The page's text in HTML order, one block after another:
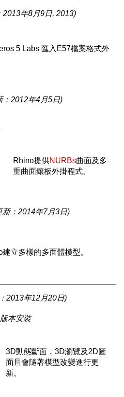
2013年8月9日, 2013)
5 Labs 匯入E57檔案格式外
：2012年4月5日)
Rhino提供NURBs曲面及多
重曲面鑲板外掛程式。
新：2014年7月3日)
立多樣的多面體模型。
2013年12月20日)
本安裝
3D動態斷面，3D瀏覽及2D圖
面且會隨著模型改變進行更
新。